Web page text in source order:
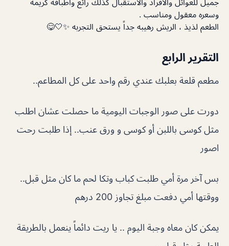
وسعره معقول ومناسب .
الطعم لذيذ ، الريش رهيبه جداً يستحق التجربه ✨🤍😋
التقرير الرابع
مطعم قلعة بعلبك عندي رقم واحد على كل المطاعم..
دورت على صور الوجبات اليومية ما حصلت عشان اطلب
مثل كوسى باللبن أو كوسى و ورق عنب.. إذا طلبت رحت
اصور
بس آخر مرة أمي طلبت كباب وتكا لحم ما كان مثل قبل..
ووقتها أمي دفعت مبلغ تجاوز 200 درهم
يمكن كان معاه وجبة اليوم .. يا ريت دائماً ينعمل بالطريقة